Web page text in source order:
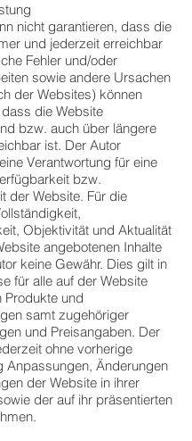
nicht garantieren, dass die
und jederzeit erreichbar
Fehler und/oder
sowie andere Ursachen
der Websites) können
die Website
bzw. auch über längere
ist. Der Autor
Verantwortung für eine
bzw.
der Website. Für die
Objektivität und Aktualität
angebotenen Inhalte
keine Gewähr. Dies gilt in
für alle auf der Website
Produkte und
samt zugehöriger
und Preisangaben. Der
ohne vorherige
Anpassungen, Änderungen
der Website in ihrer
der auf ihr präsentierten